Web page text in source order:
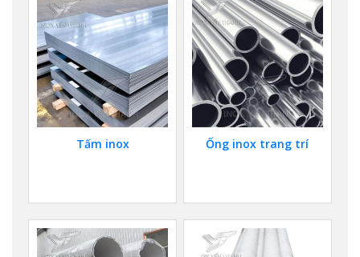
Tấm inox Ống inox trang trí